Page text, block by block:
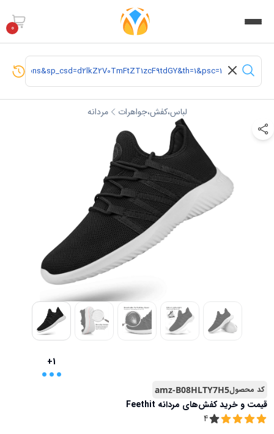
0
لباس،کفش،جواهرات مردانه
+1
...
کد محصولamz-B08HLTY7H5
قیمت و خریدکفش‌های مردانه Feethit
4